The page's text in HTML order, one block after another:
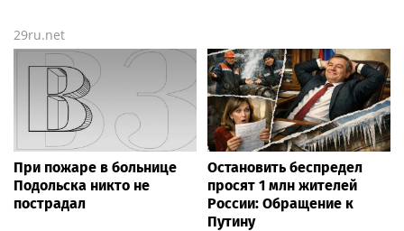
29ru.net
При пожаре в больнице
Подольска никто не
пострадал
Остановить беспредел
просят 1 млн жителей
России: Обращение к
Путину